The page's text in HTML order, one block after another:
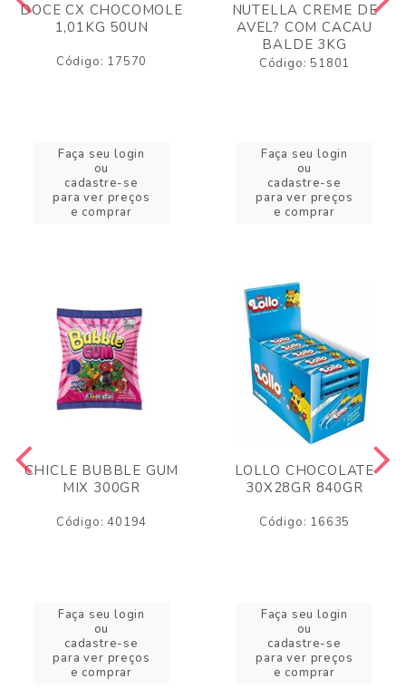
DOCE CX CHOCOMOLE
1,01KG 50UN
Código: 17570
Faça seu login
ou
cadastre-se
para ver preços
e comprar
NUTELLA CREME DE
AVEL? COM CACAU
BALDE 3KG
Código: 51801
Faça seu login
ou
cadastre-se
para ver preços
e comprar
CHICLE BUBBLE GUM
MIX 300GR
Código: 40194
Faça seu login
ou
cadastre-se
para ver preços
e comprar
LOLLO CHOCOLATE
30X28GR 840GR
Código: 16635
Faça seu login
ou
cadastre-se
para ver preços
e comprar